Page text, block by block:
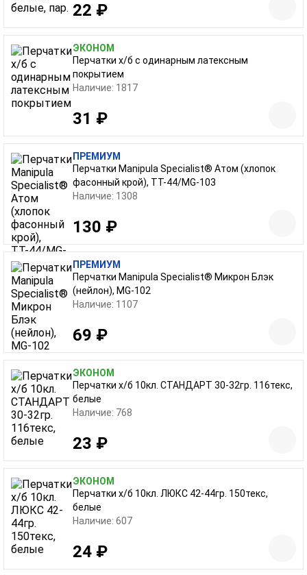
22 ₽
ЭКОНОМ
Перчатки х/б с одинарным латексным
покрытием
Наличие: 1817
31 ₽
ПРЕМИУМ
Перчатки Manipula Specialist® Атом (хлопок
фасонный крой), ТТ-44/MG-103
Наличие: 1308
130 ₽
ПРЕМИУМ
Перчатки Manipula Specialist® Микрон Блэк
(нейлон), MG-102
Наличие: 1107
69 ₽
ЭКОНОМ
Перчатки х/б 10кл. СТАНДАРТ 30-32гр. 116текс,
белые
Наличие: 768
23 ₽
ЭКОНОМ
Перчатки х/б 10кл. ЛЮКС 42-44гр. 150текс,
белые
Наличие: 607
24 ₽